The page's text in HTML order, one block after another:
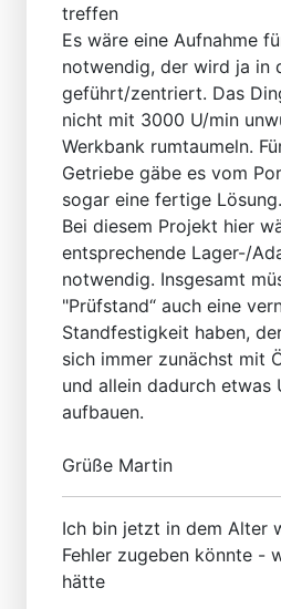
treffen
Es wäre eine Aufnahme
notwendig, der wird ja in
geführt/zentriert. Das
nicht mit 3000 U/min
Werkbank rumtaumeln.
Getriebe gäbe es vom
sogar eine fertige Lösung.
Bei diesem Projekt hier
entsprechende Lager-/
notwendig. Insgesamt
"Prüfstand“ auch eine
Standfestigkeit haben,
sich immer zunächst mit
und allein dadurch etwas
aufbauen.
Grüße Martin
Ich bin jetzt in dem Alter
Fehler zugeben könnte -
hätte